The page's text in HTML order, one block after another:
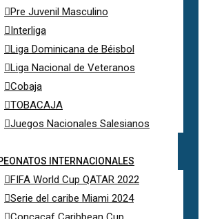
Pre Juvenil Masculino
Interliga
Liga Dominicana de Béisbol
Liga Nacional de Veteranos
Cobaja
TOBACAJA
Juegos Nacionales Salesianos
INTERNACIONALES
FIFA World Cup QATAR 2022
Serie del caribe Miami 2024